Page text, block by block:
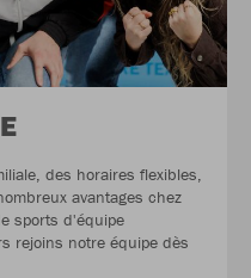
des horaires flexibles,
avantages chez
sports d'équipe
rejoins notre équipe dès